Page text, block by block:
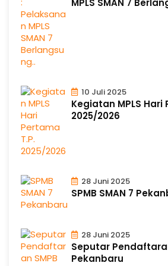
MPLS SMAN 7
10 Juli 2025
Kegiatan MPLS Hari
2025/2026
28 Juni 2025
SPMB SMAN 7
28 Juni 2025
Seputar
Pekanbaru